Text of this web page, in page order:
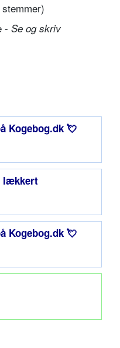
stemmer)
- Se og skriv
Kogebog.dk 💘
lækkert
Kogebog.dk 💘